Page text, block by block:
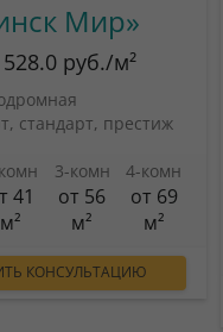
Мир»
528.0 руб./м²
стандарт, престиж
41
м²
3-комн
от 56
м²
4-комн
от 69
м²
КОНСУЛЬТАЦИЮ